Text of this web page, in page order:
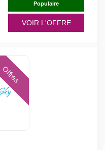
Populaire
VOIR L'OFFRE
Offres